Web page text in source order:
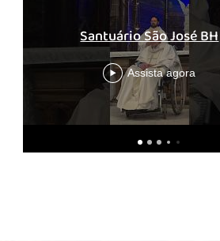
Santuário São José BH
Assista agora